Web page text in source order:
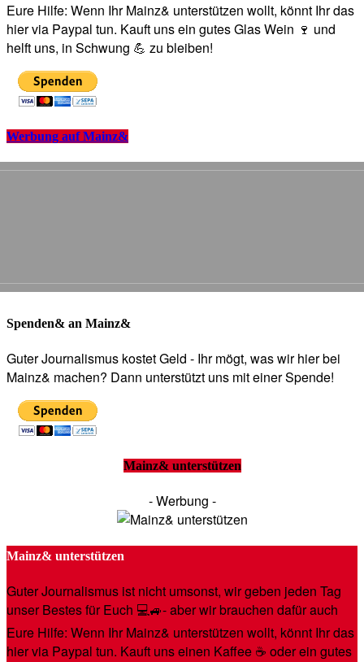
Eure Hilfe: Wenn Ihr Mainz& unterstützen wollt, könnt Ihr das
hier via Paypal tun. Kauft uns ein gutes Glas Wein 🍷 und
helft uns, in Schwung 💪 zu bleiben!
Werbung auf Mainz&
Spenden& an Mainz&
Guter Journalismus kostet Geld - Ihr mögt, was wir hier bei
Mainz& machen? Dann unterstützt uns mit einer Spende!
Mainz& unterstützen
- Werbung -
Mainz& unterstützen
Guter Journalismus ist nicht umsonst, wir geben jeden Tag
unser Bestes für Euch 💻🚙- aber wir brauchen dafür auch
Eure Hilfe: Wenn Ihr Mainz& unterstützen wollt, könnt Ihr das
hier via Paypal tun. Kauft uns einen Kaffee ☕️ oder ein gutes